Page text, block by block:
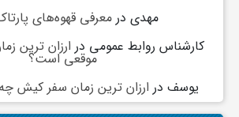
مهدی درمعرفی قهوه‌های
کارشناس روابط عمومی در ارزان ترین
موقعی است؟
یوسف در ارزان ترین زمان سفر کیش